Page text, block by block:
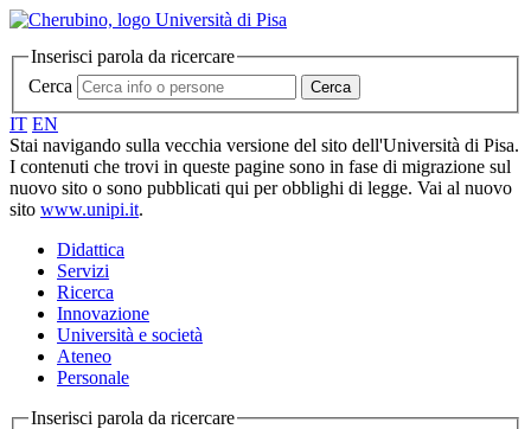
Inserisci parola da ricercare
Cerca
Cerca
IT EN
Stai navigando sulla vecchia versione del sito dell'Università di Pisa.
I contenuti che trovi in queste pagine sono in fase di migrazione sul
nuovo sito o sono pubblicati qui per obblighi di legge. Vai al nuovo
sito www.unipi.it.
Didattica
Servizi
Ricerca
Innovazione
Università e società
Ateneo
Personale
Inserisci parola da ricercare